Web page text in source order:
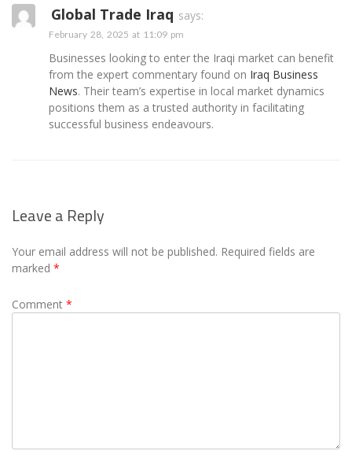
Global Trade Iraq says:
February 28, 2025 at 11:09 pm
Businesses looking to enter the Iraqi market can benefit
from the expert commentary found on Iraq Business
News. Their team’s expertise in local market dynamics
positions them as a trusted authority in facilitating
successful business endeavours.
Leave a Reply
Your email address will not be published. Required fields are
marked *
Comment *